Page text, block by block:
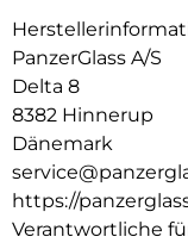
CARE CARE ist eine
Tech- und Lifestyle-
Materialien
Musiktrends
Menschen und die
Nachhaltigkeit und
Technik und die
Handy in ein stilvoll
dass du dich um sie
PanzerGlass A/S
Delta 8
8382 Hinnerup
Dänemark
https://
Verantwortliche